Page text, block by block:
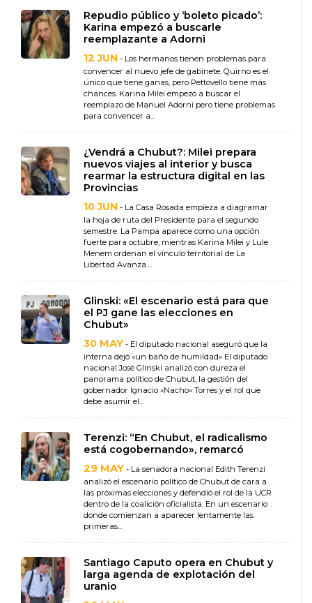
Repudio público y ‘boleto picado’:
Karina empezó a buscarle
reemplazante a Adorni
12 JUN - Los hermanos tienen problemas para
convencer al nuevo jefe de gabinete. Quirno es el
único que tiene ganas, pero Pettovello tiene más
chances. Karina Milei empezó a buscar el
reemplazo de Manuel Adorni pero tiene problemas
para convencer a...
¿Vendrá a Chubut?: Milei prepara
nuevos viajes al interior y busca
rearmar la estructura digital en las
Provincias
10 JUN - La Casa Rosada empieza a diagramar
la hoja de ruta del Presidente para el segundo
semestre. La Pampa aparece como una opción
fuerte para octubre, mientras Karina Milei y Lule
Menem ordenan el vínculo territorial de La
Libertad Avanza....
Glinski: «El escenario está para que
el PJ gane las elecciones en
Chubut»
30 MAY - El diputado nacional aseguró que la
interna dejó «un baño de humildad» El diputado
nacional José Glinski analizó con dureza el
panorama político de Chubut, la gestión del
gobernador Ignacio «Nacho» Torres y el rol que
debe asumir el...
Terenzi: “En Chubut, el radicalismo
está cogobernando», remarcó
29 MAY - La senadora nacional Edith Terenzi
analizó el escenario político de Chubut de cara a
las próximas elecciones y defendió el rol de la UCR
dentro de la coalición oficialista. En un escenario
donde comienzan a aparecer lentamente las
primeras...
Santiago Caputo opera en Chubut y
larga agenda de explotación del
uranio